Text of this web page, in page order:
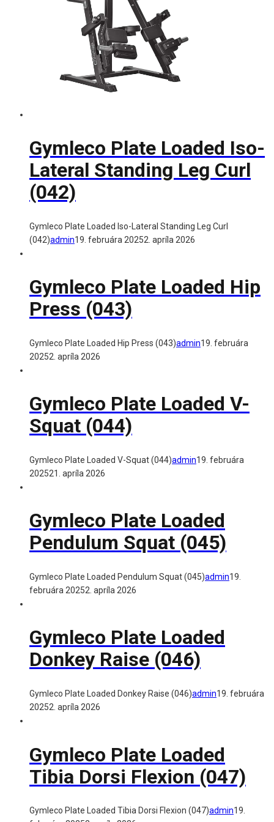
Gymleco Plate Loaded Iso-
Lateral Standing Leg Curl
(042)
Gymleco Plate Loaded Iso-Lateral Standing Leg Curl
(042)admin19. februára 20252. apríla 2026
Gymleco Plate Loaded Hip
Press (043)
Gymleco Plate Loaded Hip Press (043)admin19. februára
20252. apríla 2026
Gymleco Plate Loaded V-
Squat (044)
Gymleco Plate Loaded V-Squat (044)admin19. februára
202521. apríla 2026
Gymleco Plate Loaded
Pendulum Squat (045)
Gymleco Plate Loaded Pendulum Squat (045)admin19.
februára 20252. apríla 2026
Gymleco Plate Loaded
Donkey Raise (046)
Gymleco Plate Loaded Donkey Raise (046)admin19. februára
20252. apríla 2026
Gymleco Plate Loaded
Tibia Dorsi Flexion (047)
Gymleco Plate Loaded Tibia Dorsi Flexion (047)admin19.